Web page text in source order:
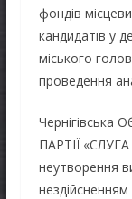
фондів
кандидатів у
міського
проведення
Чернігівська
ПАРТІЇ
неутворення